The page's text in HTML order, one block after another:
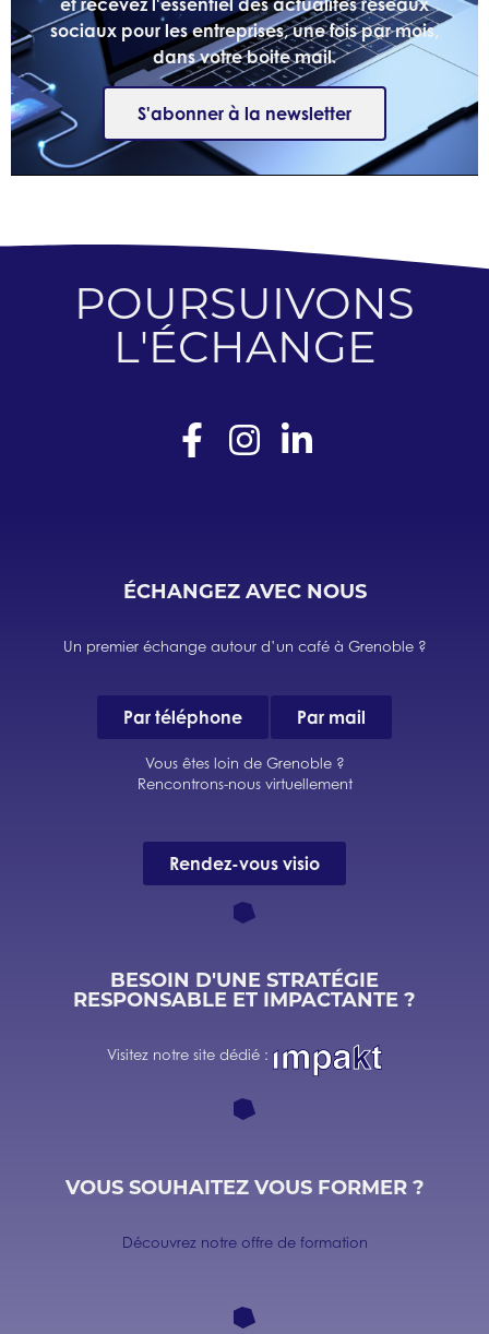
et recevez l'essentiel des actualités réseaux
sociaux pour les entreprises, une fois par mois,
dans votre boite mail.
S'abonner à la newsletter
POURSUIVONS
L'ÉCHANGE
BESOIN D'UNE STRATÉGIE
RESPONSABLE ET IMPACTANTE ?
Visitez notre site dédié :
VOUS SOUHAITEZ VOUS FORMER ?
Découvrez notre offre de formation
ÉCHANGEZ AVEC NOUS
Un premier échange autour d’un café à Grenoble ?
Par téléphone Par mail
Vous êtes loin de Grenoble ?
Rencontrons-nous virtuellement
Rendez-vous visio